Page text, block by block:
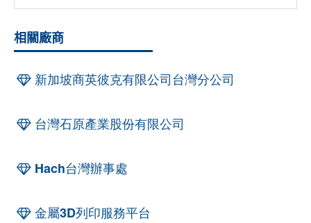
相關廠商
新加坡商英彼克有限公司台灣分公司
台灣石原產業股份有限公司
Hach台灣辦事處
金屬3D列印服務平台